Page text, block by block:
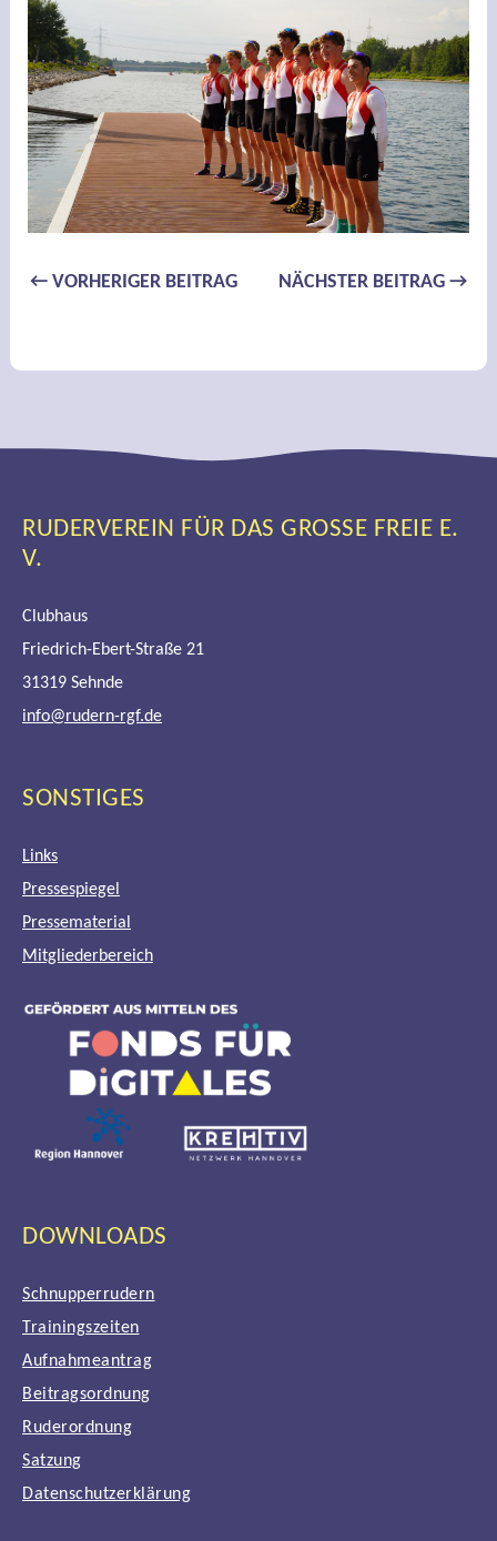
Beitragsnavigation
←VORHERIGER BEITRAG NÄCHSTER BEITRAG →
RUDERVEREIN FÜR DAS GROSSE FREIE E. V
.
Clubhaus
Friedrich-Ebert-Straße 21
31319 Sehnde
info@rudern-rgf.de
SONSTIGES
Links
Pressespiegel
Pressematerial
Mitgliederbereich
DOWNLOADS
Schnupperrudern
Trainingszeiten
Aufnahmeantrag
Beitragsordnung
Ruderordnung
Satzung
Datenschutzerklärung